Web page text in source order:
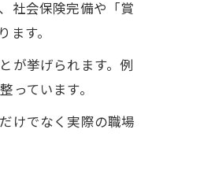
社会保険完備や「賞
す。
が挙げられます。例
ています。
けでなく実際の職場